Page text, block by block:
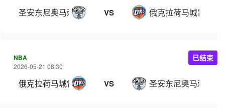
圣安东尼奥马刺 VS 俄克拉荷马城雷霆
NBA
2026-05-21 08:30
俄克拉荷马城雷霆 VS 圣安东尼奥马刺
已结束